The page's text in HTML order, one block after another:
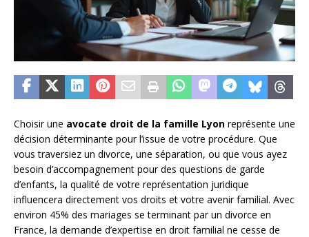
Choisir une avocate droit de la famille Lyon représente une
décision déterminante pour l’issue de votre procédure. Que
vous traversiez un divorce, une séparation, ou que vous ayez
besoin d’accompagnement pour des questions de garde
d’enfants, la qualité de votre représentation juridique
influencera directement vos droits et votre avenir familial. Avec
environ 45% des mariages se terminant par un divorce en
France, la demande d’expertise en droit familial ne cesse de